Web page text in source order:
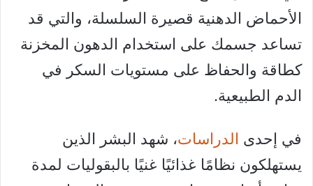
الأحماض الدهنية قصيرة السلسلة، والتي قد
تساعد جسمك على استخدام الدهون المخزنة
كطاقة والحفاظ على مستويات السكر في
الدم الطبيعية.
في إحدى الدراسات، شهد البشر الذين
يستهلكون نظامًا غذائيًا غنيًا بالبقوليات لمدة